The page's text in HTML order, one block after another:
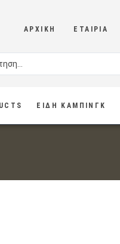
ΑΡΧΙΚΉ ΕΤΑΙΡΊΑ
ΕΙΔΗ ΚΑΜΠΙΝΓΚ